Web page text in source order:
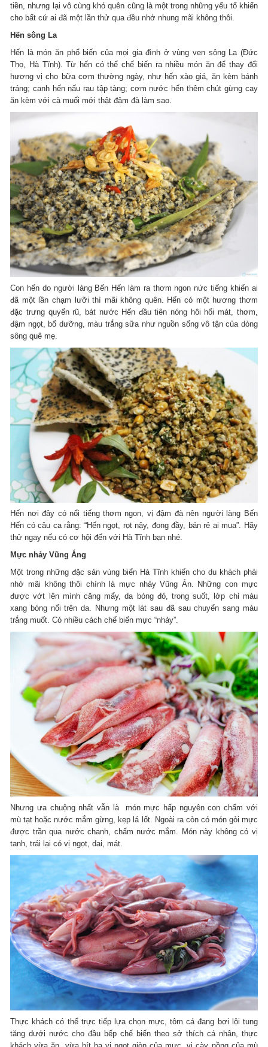
tiền, nhưng lại vô cùng khó quên cũng là một trong những yếu tố khiến
cho bất cứ ai đã một lần thử qua đều nhớ nhung mãi không thôi.
Hến sông La
Hến là món ăn phổ biến của mọi gia đình ở vùng ven sông La (Đức
Thọ, Hà Tĩnh). Từ hến có thể chế biến ra nhiều món ăn để thay đổi
hương vị cho bữa cơm thường ngày, như hến xào giá, ăn kèm bánh
tráng; canh hến nấu rau tập tàng; cơm nước hến thêm chút gừng cay
ăn kèm với cà muối mới thật đậm đà làm sao.
Con hến do người làng Bến Hến làm ra thơm ngon nức tiếng khiến ai
đã một lần chạm lưỡi thì mãi không quên. Hến có một hương thơm
đặc trưng quyến rũ, bát nước Hến đầu tiên nóng hôi hổi mát, thơm,
đậm ngọt, bổ dưỡng, màu trắng sữa như nguồn sống vô tận của dòng
sông quê mẹ.
Hến nơi đây có nổi tiếng thơm ngon, vị đậm đà nên người làng Bến
Hến có câu ca rằng: “Hến ngọt, rọt nậy, đong đầy, bán rẻ ai mua”. Hãy
thử ngay nếu có cơ hội đến với Hà Tĩnh bạn nhé.
Mực nhảy Vũng Áng
Một trong những đặc sản vùng biển Hà Tĩnh khiến cho du khách phải
nhớ mãi không thôi chính là mực nhảy Vũng Án. Những con mực
được vớt lên mình căng mẩy, da bóng đỏ, trong suốt, lớp chỉ màu
xang bóng nổi trên da. Nhưng một lát sau đã sau chuyển sang màu
trắng muốt. Có nhiều cách chế biến mực “nhảy”.
Nhưng ưa chuộng nhất vẫn là món mực hấp nguyên con chấm với
mù tạt hoặc nước mắm gừng, kẹp lá lốt. Ngoài ra còn có món gỏi mực
được trần qua nước chanh, chấm nước mắm. Món này không có vị
tanh, trái lại có vị ngọt, dai, mát.
Thực khách có thể trực tiếp lựa chọn mực, tôm cá đang bơi lội tung
tăng dưới nước cho đầu bếp chế biến theo sở thích cá nhân, thực